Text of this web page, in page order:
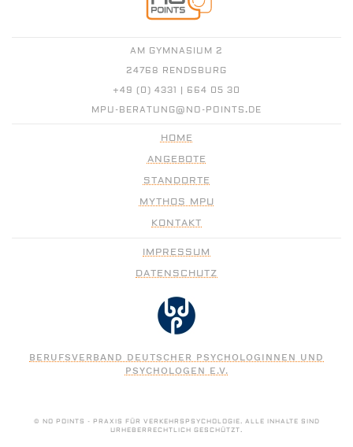
AM GYMNASIUM 2
24768 RENDSBURG
+49 (0) 4331 | 664 05 30
MPU-BERATUNG@NO-POINTS.DE
HOME
ANGEBOTE
STANDORTE
MYTHOS MPU
KONTAKT
IMPRESSUM
DATENSCHUTZ
BERUFSVERBAND DEUTSCHER PSYCHOLOGINNEN UND
PSYCHOLOGEN E.V.
© NO POINTS - PRAXIS FÜR VERKEHRSPSYCHOLOGIE. ALLE INHALTE SIND
URHEBERRECHTLICH GESCHÜTZT.